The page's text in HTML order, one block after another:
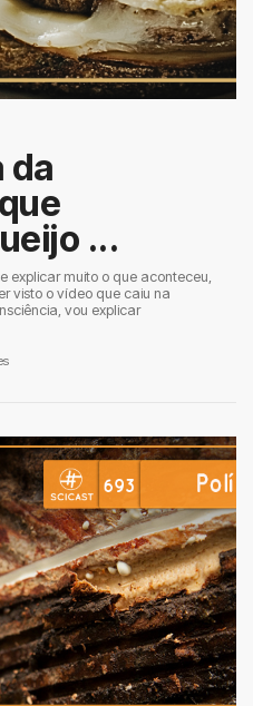
da
...
explicar muito o que aconteceu,
visto o vídeo que caiu na
vou explicar